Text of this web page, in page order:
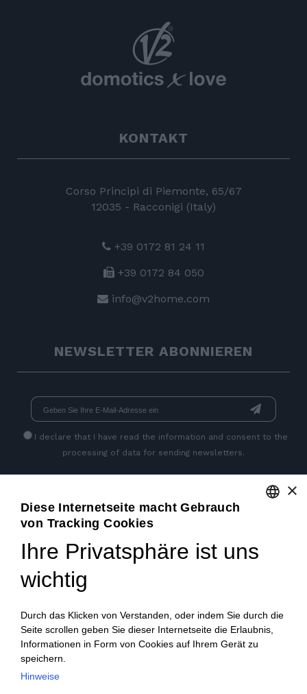
KONTAKT
Corso Principi di Piemonte, 65/67
12035 - Racconigi (Italy)
+39 0172 81 24 11
+39 0172 84 050
info@v2home.com
NEWSLETTER ABONNIEREN
I declare that I have read the information and consent to the
processing of data for sending newsletters.
SEITEN SOZIALEN
© 2018 V2 S.p.A. con Socio Unico -
ITALIAN
PORTUGUESE
×
Diese Internetseite macht Gebrauch
von Tracking Cookies
Ihre Privatsphäre ist uns
wichtig
Durch das Klicken von Verstanden, oder indem Sie durch die
Seite scrollen geben Sie dieser Internetseite die Erlaubnis,
Informationen in Form von Cookies auf Ihrem Gerät zu
speichern.
Hinweise